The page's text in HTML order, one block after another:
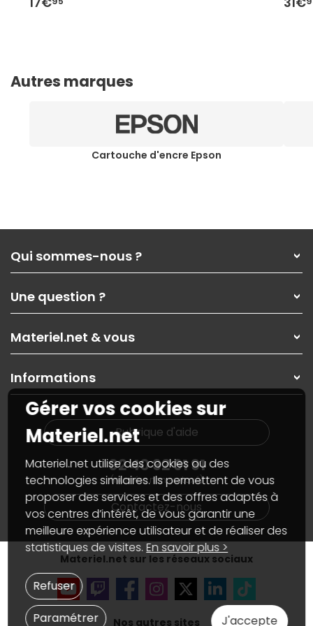
Autres marques
Cartouche d'encre Epson
Qui sommes-nous ?
Nos services
Les magasins Materiel.net
Nos solutions pour les pros
Contactez-nous
Une question ?
Paiement, livraison
Garanties,Pack Zen
SAV, demander un retour
Informations
Guides d'achats et tutoriels
Materiel.net & vous
On rachète votre carte graphique
PC sur mesure : Votre RDV personnalisé
Notre démarche écologique
Materiel.net recrute
Notre programme d'affiliation
Partenariat & Sponsoring
Informations
Plan du site
Nos marques
Conditions générales de vente
Informations légales
Données personnellesetcookies
Gérer vos cookies
Accessibilité : non conforme
Rubrique d'aide
02 40 92 91 91
(numéro non surtaxé)
Contactez-nous
Materiel.net sur les réseaux sociaux
Nos autres sites
Gérer vos cookies sur
Materiel.net
Materiel.net utilise des cookies ou des
technologies similaires. Ils permettent de vous
proposer des services et des offres adaptés à
vos centres d’intérêt, de vous garantir une
meilleure expérience utilisateur et de réaliser des
statistiques de visites.En savoir plus >
J'accepte
Paramétrer
Refuser